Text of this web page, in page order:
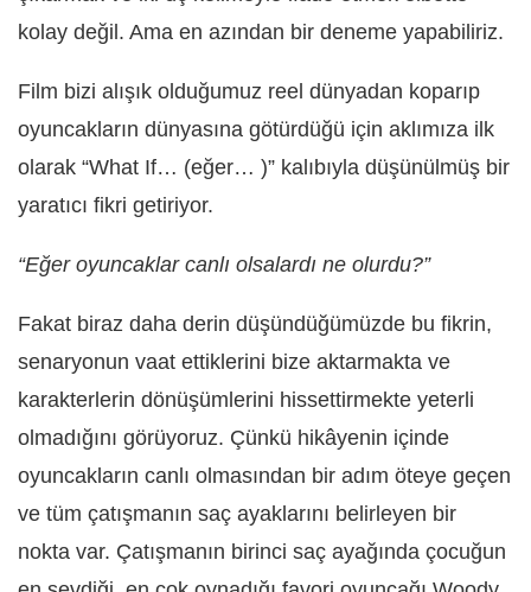
kolay değil. Ama en azından bir deneme yapabiliriz.
Film bizi alışık olduğumuz reel dünyadan koparıp
oyuncakların dünyasına götürdüğü için aklımıza ilk
olarak “What If… (eğer… )” kalıbıyla düşünülmüş bir
yaratıcı fikri getiriyor.
“Eğer oyuncaklar canlı olsalardı ne olurdu?”
Fakat biraz daha derin düşündüğümüzde bu fikrin,
senaryonun vaat ettiklerini bize aktarmakta ve
karakterlerin dönüşümlerini hissettirmekte yeterli
olmadığını görüyoruz. Çünkü hikâyenin içinde
oyuncakların canlı olmasından bir adım öteye geçen
ve tüm çatışmanın saç ayaklarını belirleyen bir
nokta var. Çatışmanın birinci saç ayağında çocuğun